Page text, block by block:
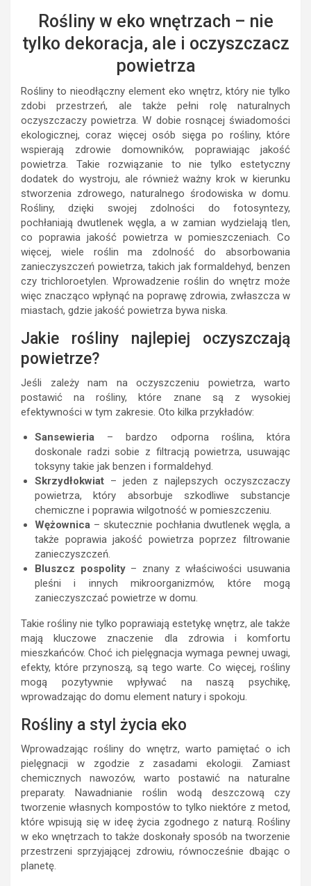
Rośliny w eko wnętrzach – nie
tylko dekoracja, ale i oczyszczacz
powietrza
Rośliny to nieodłączny element eko wnętrz, który nie tylko
zdobi przestrzeń, ale także pełni rolę naturalnych
oczyszczaczy powietrza. W dobie rosnącej świadomości
ekologicznej, coraz więcej osób sięga po rośliny, które
wspierają zdrowie domowników, poprawiając jakość
powietrza. Takie rozwiązanie to nie tylko estetyczny
dodatek do wystroju, ale również ważny krok w kierunku
stworzenia zdrowego, naturalnego środowiska w domu.
Rośliny, dzięki swojej zdolności do fotosyntezy,
pochłaniają dwutlenek węgla, a w zamian wydzielają tlen,
co poprawia jakość powietrza w pomieszczeniach. Co
więcej, wiele roślin ma zdolność do absorbowania
zanieczyszczeń powietrza, takich jak formaldehyd, benzen
czy trichloroetylen. Wprowadzenie roślin do wnętrz może
więc znacząco wpłynąć na poprawę zdrowia, zwłaszcza w
miastach, gdzie jakość powietrza bywa niska.
Jakie rośliny najlepiej oczyszczają
powietrze?
Jeśli zależy nam na oczyszczeniu powietrza, warto
postawić na rośliny, które znane są z wysokiej
efektywności w tym zakresie. Oto kilka przykładów:
Sansewieria – bardzo odporna roślina, która
doskonale radzi sobie z filtracją powietrza, usuwając
toksyny takie jak benzen i formaldehyd.
Skrzydłokwiat – jeden z najlepszych oczyszczaczy
powietrza, który absorbuje szkodliwe substancje
chemiczne i poprawia wilgotność w pomieszczeniu.
Wężownica – skutecznie pochłania dwutlenek węgla, a
także poprawia jakość powietrza poprzez filtrowanie
zanieczyszczeń.
Bluszcz pospolity– znany z właściwości usuwania
pleśni i innych mikroorganizmów, które mogą
zanieczyszczać powietrze w domu.
Takie rośliny nie tylko poprawiają estetykę wnętrz, ale także
mają kluczowe znaczenie dla zdrowia i komfortu
mieszkańców. Choć ich pielęgnacja wymaga pewnej uwagi,
efekty, które przynoszą, są tego warte. Co więcej, rośliny
mogą pozytywnie wpływać na naszą psychikę,
wprowadzając do domu element natury i spokoju.
Rośliny a styl życia eko
Wprowadzając rośliny do wnętrz, warto pamiętać o ich
pielęgnacji w zgodzie z zasadami ekologii. Zamiast
chemicznych nawozów, warto postawić na naturalne
preparaty. Nawadnianie roślin wodą deszczową czy
tworzenie własnych kompostów to tylko niektóre z metod,
które wpisują się w ideę życia zgodnego z naturą. Rośliny
w eko wnętrzach to także doskonały sposób na tworzenie
przestrzeni sprzyjającej zdrowiu, równocześnie dbając o
planetę.